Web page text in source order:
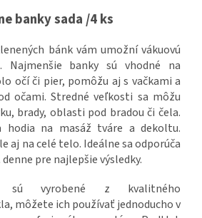
banky sada /4 ks
bánk vám umožní vákuovú
Najmenšie banky sú vhodné na
očí či pier, pomôžu aj s vačkami a
očami. Stredné veľkosti sa môžu
brady, oblasti pod bradou či čela.
hodia na masáž tváre a dekoltu.
aj na celé telo. Ideálne sa odporúča
pre najlepšie výsledky.
sú vyrobené z kvalitného
môžete ich používať jednoducho v